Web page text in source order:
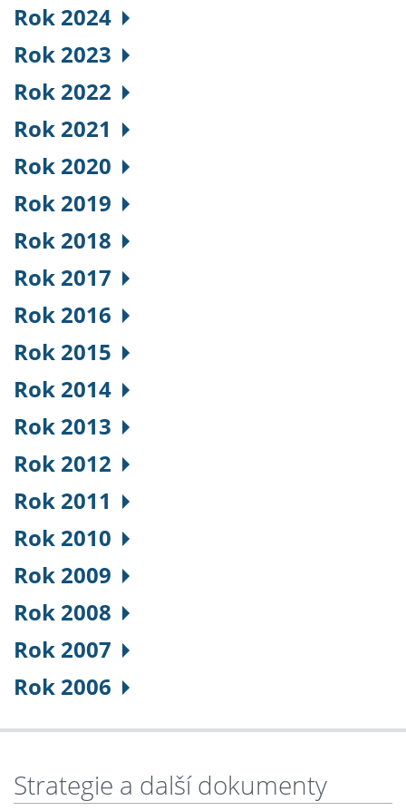
Rok 2024
Rok 2023
Rok 2022
Rok 2021
Rok 2020
Rok 2019
Rok 2018
Rok 2017
Rok 2016
Rok 2015
Rok 2014
Rok 2013
Rok 2012
Rok 2011
Rok 2010
Rok 2009
Rok 2008
Rok 2007
Rok 2006
Strategie a další dokumenty